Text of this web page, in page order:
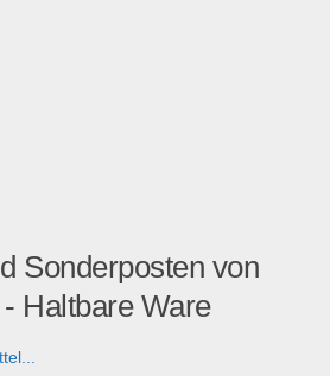
Sonderposten von
Haltbare Ware